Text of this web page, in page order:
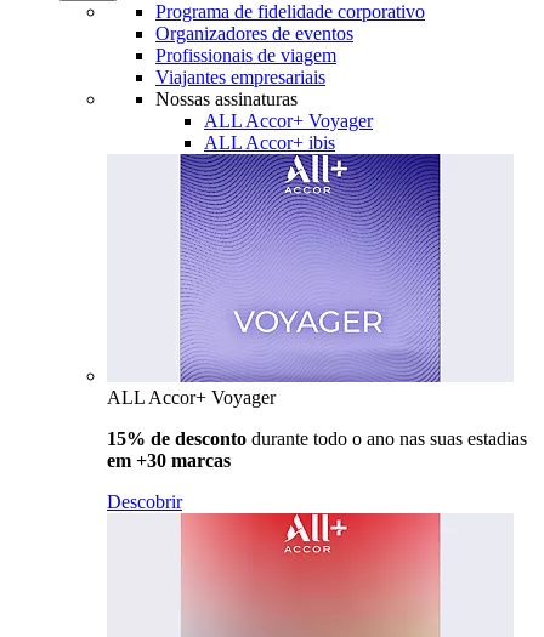
Programa de fidelidade corporativo
Organizadores de eventos
Profissionais de viagem
Viajantes empresariais
Nossas assinaturas
ALL Accor+ Voyager
ALL Accor+ ibis
ALL Accor+ Voyager
15% de desconto durante todo o ano nas suas estadias
em +30 marcas
Descobrir